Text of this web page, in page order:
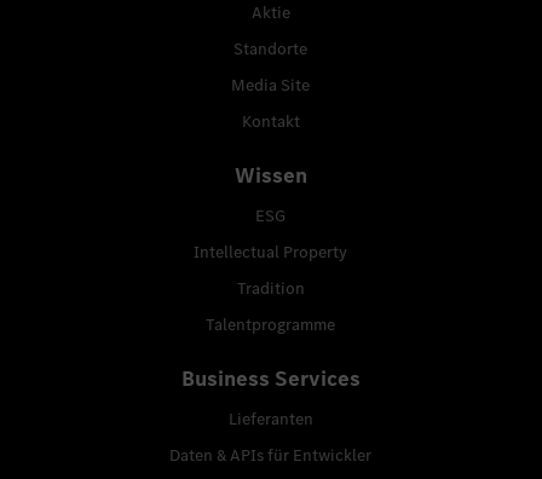
Aktie
Standorte
Media Site
Kontakt
Wissen
ESG
Intellectual Property
Tradition
Talentprogramme
Business Services
Lieferanten
Daten & APIs für Entwickler